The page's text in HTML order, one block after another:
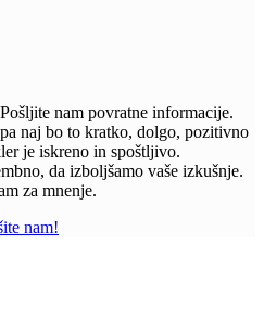
nam povratne informacije.
naj bo to kratko, dolgo, pozitivno
je iskreno in spoštljivo.
da izboljšamo vaše izkušnje.
za mnenje.
nam!